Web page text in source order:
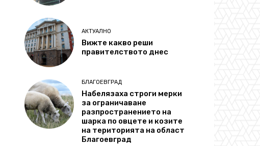
АКТУАЛНО
Вижте какво реши
правителството днес
БЛАГОЕВГРАД
Набелязаха строги мерки
за ограничаване
разпространението на
шарка по овцете и козите
на територията на област
Благоевград